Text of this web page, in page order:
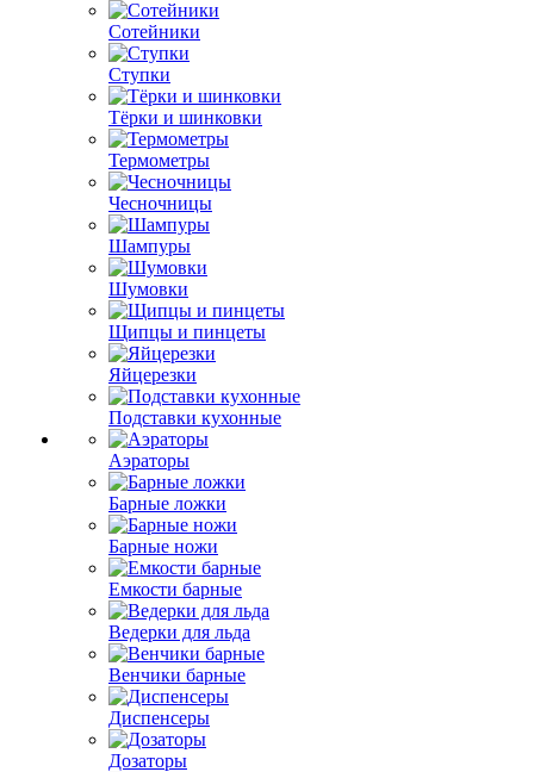
Сотейники
Ступки
Тёрки и шинковки
Термометры
Чесночницы
Шампуры
Шумовки
Щипцы и пинцеты
Яйцерезки
Подставки кухонные
Аэраторы
Барные ложки
Барные ножи
Емкости барные
Ведерки для льда
Венчики барные
Диспенсеры
Дозаторы